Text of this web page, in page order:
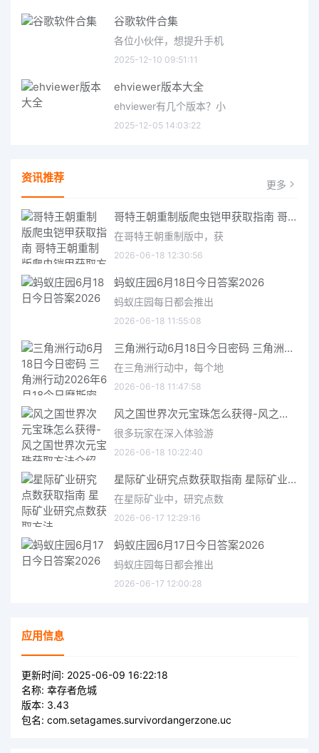
谷歌软件合集
各位小伙伴，想提升手机
2025-12-10 09:51:11
ehviewer版本大全
ehviewer有几个版本？小
2025-12-05 14:03:22
资讯推荐 更多
哥特王朝重制版爬虫铠甲获取指南 哥特王朝重制版爬虫铠甲获取方法
在哥特王朝重制版中，获
2026-06-18 12:30:56
蚂蚁庄园6月18日今日答案2026
蚂蚁庄园每日都会推出
2026-06-18 11:55:08
三角洲行动6月18日今日密码 三角洲行动2026年6月18今日摩斯密码分享
在三角洲行动中，每个地
2026-06-18 11:47:58
风之国世界次元宝珠怎么获得-风之国世界次元宝珠获取方法介绍
很多玩家在深入体验游
2026-06-18 10:22:40
星际矿业研究点数获取指南 星际矿业研究点数获取方法
在星际矿业中，研究点数
2026-06-17 12:29:16
蚂蚁庄园6月17日今日答案2026
蚂蚁庄园每日都会推出
2026-06-17 12:00:28
应用信息
更新时间: 2025-06-09 16:22:18
名称: 幸存者危城
版本: 3.43
包名: com.setagames.survivordangerzone.uc